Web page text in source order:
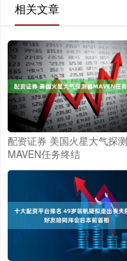
相关文章
配资证券 美国火星大气探
MAVEN任务终结